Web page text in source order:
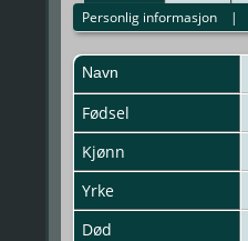
Personlig informasjon|
Navn
Fødsel
Kjønn
Yrke
Død